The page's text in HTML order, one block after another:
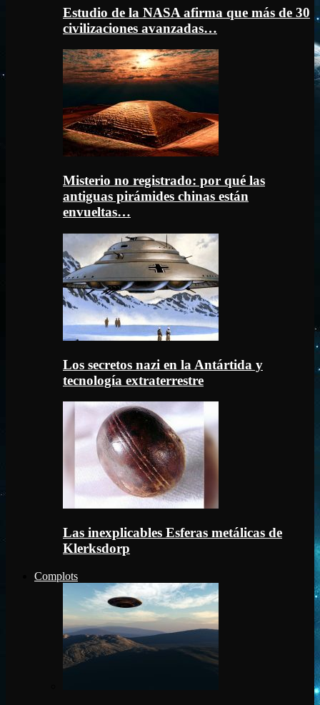
Estudio de la NASA afirma que más de 30
civilizaciones avanzadas…
Misterio no registrado: por qué las
antiguas pirámides chinas están
envueltas…
Los secretos nazi en la Antártida y
tecnología extraterrestre
Las inexplicables Esferas metálicas de
Klerksdorp
Complots